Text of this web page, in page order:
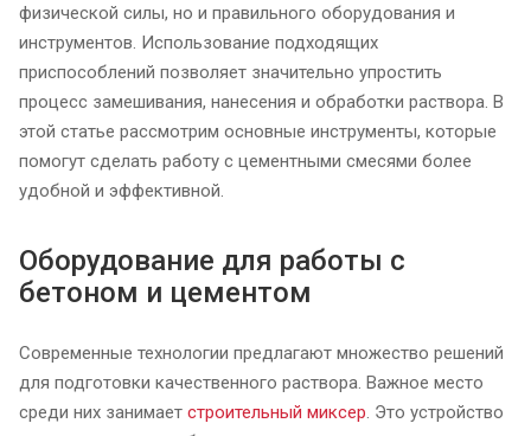
физической силы, но и правильного оборудования и
инструментов. Использование подходящих
приспособлений позволяет значительно упростить
процесс замешивания, нанесения и обработки раствора. В
этой статье рассмотрим основные инструменты, которые
помогут сделать работу с цементными смесями более
удобной и эффективной.
Оборудование для работы с
бетоном и цементом
Современные технологии предлагают множество решений
для подготовки качественного раствора. Важное место
среди них занимает строительный миксер. Это устройство